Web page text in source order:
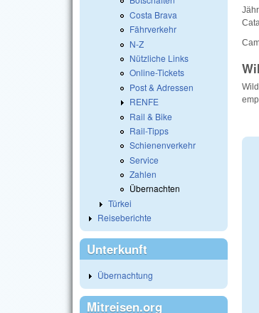
Costa Brava
Fährverkehr
N-Z
Nützliche Links
Online-Tickets
Post & Adressen
RENFE
Rail & Bike
Rail-Tipps
Schienenverkehr
Service
Zahlen
Übernachten
Türkei
Reiseberichte
Unterkunft
Übernachtung
Mitreisen.org